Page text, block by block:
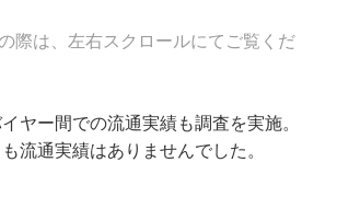
際は、左右スクロールにてご覧くだ
ヤー間での流通実績も調査を実施。
流通実績はありませんでした。